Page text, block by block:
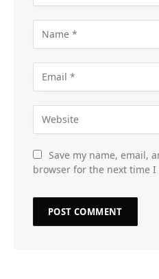
Save my name, email,
browser for the next time I